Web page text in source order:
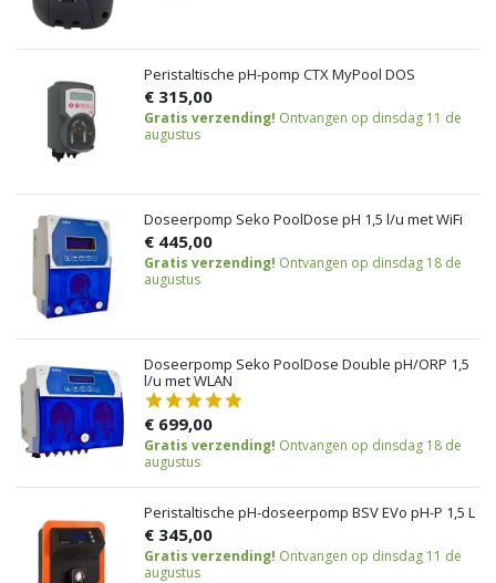
Peristaltische pH-pomp CTX MyPool DOS
€ 315,00
Gratis verzending! Ontvangen op dinsdag 11 de
augustus
Doseerpomp Seko PoolDose pH 1,5 l/u met WiFi
€ 445,00
Gratis verzending! Ontvangen op dinsdag 18 de
augustus
Doseerpomp Seko PoolDose Double pH/ORP 1,5
l/u met WLAN
€ 699,00
Gratis verzending! Ontvangen op dinsdag 18 de
augustus
Peristaltische pH-doseerpomp BSV EVo pH-P 1,5 L
€ 345,00
Gratis verzending! Ontvangen op dinsdag 11 de
augustus